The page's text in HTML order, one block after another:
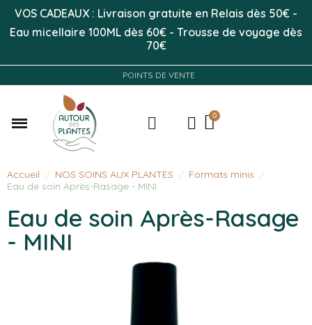
VOS CADEAUX : Livraison gratuite en Relais dès 50€ -
Eau micellaire 100ML dès 60€ - Trousse de voyage dès
70€
POINTS DE VENTE
Accueil NOS SOINS AUX PLANTES
Formats minis
Eau de soin Après-Rasage - MINI
Eau de soin Après-Rasage
- MINI